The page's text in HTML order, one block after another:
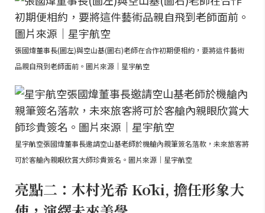
張國煒董事長(圖左)與空山基(圖右)老師在合作初期便相約，要將這件藝術
品親自飛到老師面前。圖片來源｜星宇航空
星宇航空張國煒董事長邀請空山基老師於機艙內親筆簽名落款，未來旅客將
可於客艙內親眼欣賞大師珍貴簽名。圖片來源｜星宇航空
亮點二：木村光希 Kōki, 擔任形象大